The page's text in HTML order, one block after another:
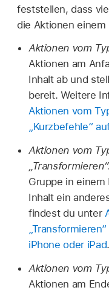
feststellen, dass
die Aktionen
Aktionen vom
Aktionen am
Inhalt ab und
bereit. Weitere
Aktionen vom
„Kurzbefehle“
Aktionen vom
Gruppe in
Inhalt ein
findest du unter
iPhone oder iPad.
Aktionen vom
Aktionen am